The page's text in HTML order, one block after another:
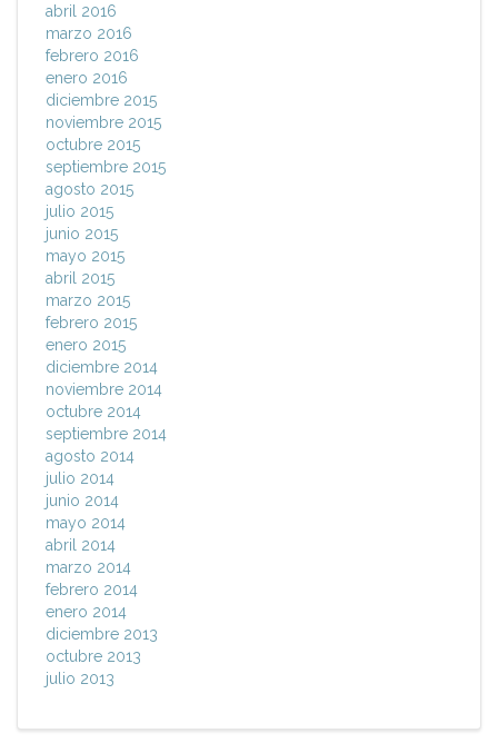
abril 2016
marzo 2016
febrero 2016
enero 2016
diciembre 2015
noviembre 2015
octubre 2015
septiembre 2015
agosto 2015
julio 2015
junio 2015
mayo 2015
abril 2015
marzo 2015
febrero 2015
enero 2015
diciembre 2014
noviembre 2014
octubre 2014
septiembre 2014
agosto 2014
julio 2014
junio 2014
mayo 2014
abril 2014
marzo 2014
febrero 2014
enero 2014
diciembre 2013
octubre 2013
julio 2013